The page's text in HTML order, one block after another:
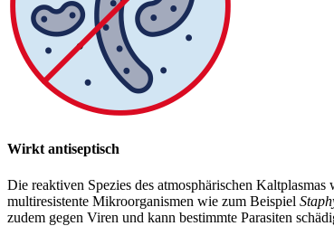
Wirkt antiseptisch
Die reaktiven Spezies des atmosphärischen
multiresistente Mikroorganismen wie zum Beispiel
zudem gegen Viren und kann bestimmte Parasiten